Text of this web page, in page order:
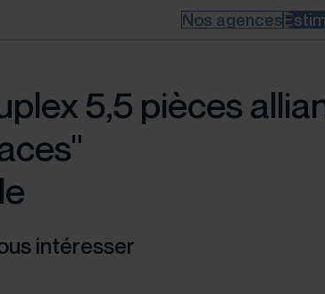
Nos agences
5,5 pièces
intéresser